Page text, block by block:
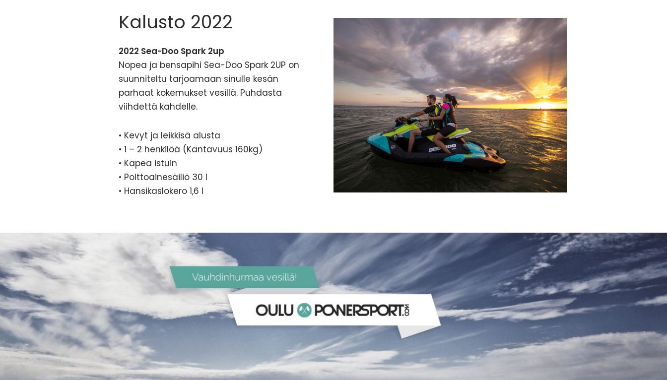
Kalusto 2022
2022 Sea-Doo Spark 2up
Nopea ja bensapihi Sea-Doo Spark 2UP on
suunniteltu tarjoamaan sinulle kesän
parhaat kokemukset vesillä. Puhdasta
viihdettä kahdelle.
• Kevyt ja leikkisä alusta
• 1 – 2 henkilöä (Kantavuus 160kg)
• Kapea istuin
• Polttoainesäiliö 30 l
• Hansikaslokero 1,6 l